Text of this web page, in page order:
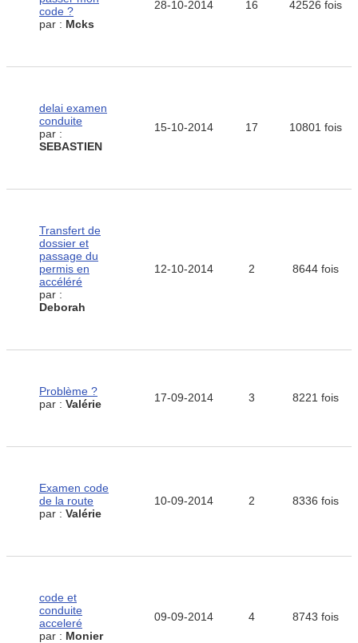
code ?
par : Mcks
28-10-2014 16 42526 fois
delai examen
conduite
par :
SEBASTIEN
15-10-2014 17 10801 fois
Transfert de
dossier et
passage du
permis en
accéléré
par :
Deborah
12-10-2014 2 8644 fois
Problème ?
par : Valérie 17-09-2014 3 8221 fois
Examen code
de la route
par : Valérie
10-09-2014 2 8336 fois
code et
conduite
acceleré
par : Monier
09-09-2014 4 8743 fois